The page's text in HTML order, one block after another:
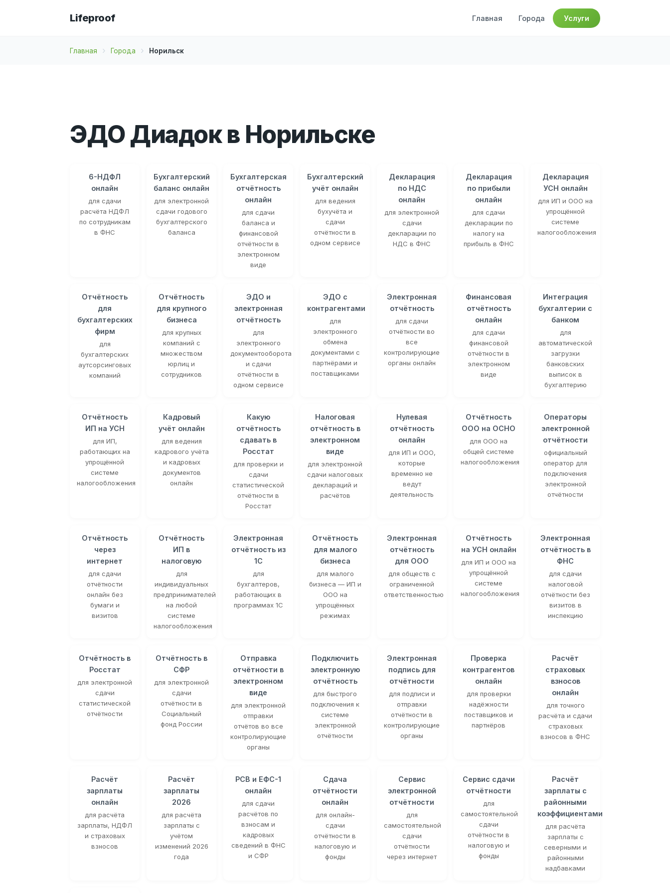
Lifeproof Главная Города Услуги
Главная Города Норильск
ЭДО Диадок в Норильске
6-НДФЛ
онлайн
для сдачи
расчёта НДФЛ
по сотрудникам
в ФНС
Бухгалтерский
баланс онлайн
для электронной
сдачи годового
бухгалтерского
баланса
Бухгалтерская
отчётность
онлайн
для сдачи
баланса и
финансовой
отчётности в
электронном
виде
Бухгалтерский
учёт онлайн
для ведения
бухучёта и
сдачи
отчётности в
одном сервисе
Декларация
по НДС
онлайн
для электронной
сдачи
декларации по
НДС в ФНС
Декларация
по прибыли
онлайн
для сдачи
декларации по
налогу на
прибыль в ФНС
Декларация
УСН онлайн
для ИП и ООО на
упрощённой
системе
налогообложения
Отчётность
для
бухгалтерских
фирм
для
бухгалтерских
аутсорсинговых
компаний
Отчётность
для крупного
бизнеса
для крупных
компаний с
множеством
юрлиц и
сотрудников
ЭДО и
электронная
отчётность
для
электронного
документооборота
и сдачи
отчётности в
одном сервисе
ЭДО с
контрагентами
для
электронного
обмена
документами с
партнёрами и
поставщиками
Электронная
отчётность
для сдачи
отчётности во
все
контролирующие
органы онлайн
Финансовая
отчётность
онлайн
для сдачи
финансовой
отчётности в
электронном
виде
Интеграция
бухгалтерии с
банком
для
автоматической
загрузки
банковских
выписок в
бухгалтерию
Отчётность
ИП на УСН
для ИП,
работающих на
упрощённой
системе
налогообложения
Кадровый
учёт онлайн
для ведения
кадрового учёта
и кадровых
документов
онлайн
Какую
отчётность
сдавать в
Росстат
для проверки и
сдачи
статистической
отчётности в
Росстат
Налоговая
отчётность в
электронном
виде
для электронной
сдачи налоговых
деклараций и
расчётов
Нулевая
отчётность
онлайн
для ИП и ООО,
которые
временно не
ведут
деятельность
Отчётность
ООО на ОСНО
для ООО на
общей системе
налогообложения
Операторы
электронной
отчётности
официальный
оператор для
подключения
электронной
отчётности
Отчётность
через
интернет
для сдачи
отчётности
онлайн без
бумаги и
визитов
Отчётность
ИП в
налоговую
для
индивидуальных
предпринимателей
на любой
системе
налогообложения
Электронная
отчётность из
1С
для
бухгалтеров,
работающих в
программах 1С
Отчётность
для малого
бизнеса
для малого
бизнеса — ИП и
ООО на
упрощённых
режимах
Электронная
отчётность
для ООО
для обществ с
ограниченной
ответственностью
Отчётность
на УСН онлайн
для ИП и ООО на
упрощённой
системе
налогообложения
Электронная
отчётность в
ФНС
для сдачи
налоговой
отчётности без
визитов в
инспекцию
Отчётность в
Росстат
для электронной
сдачи
статистической
отчётности
Отчётность в
СФР
для электронной
сдачи
отчётности в
Социальный
фонд России
Отправка
отчётности в
электронном
виде
для электронной
отправки
отчётов во все
контролирующие
органы
Подключить
электронную
отчётность
для быстрого
подключения к
системе
электронной
отчётности
Электронная
подпись для
отчётности
для подписи и
отправки
отчётности в
контролирующие
органы
Проверка
контрагентов
онлайн
для проверки
надёжности
поставщиков и
партнёров
Расчёт
страховых
взносов
онлайн
для точного
расчёта и сдачи
страховых
взносов в ФНС
Расчёт
зарплаты
онлайн
для расчёта
зарплаты, НДФЛ
и страховых
взносов
Расчёт
зарплаты
2026
для расчёта
зарплаты с
учётом
изменений 2026
года
РСВ и ЕФС-1
онлайн
для сдачи
расчётов по
взносам и
кадровых
сведений в ФНС
и СФР
Сдача
отчётности
онлайн
для онлайн-
сдачи
отчётности в
налоговую и
фонды
Сервис
электронной
отчётности
для
самостоятельной
сдачи
отчётности
через интернет
Сервис сдачи
отчётности
для
самостоятельной
сдачи
отчётности в
налоговую и
фонды
Расчёт
зарплаты с
районными
коэффициентами
для расчёта
зарплаты с
северными и
районными
надбавками